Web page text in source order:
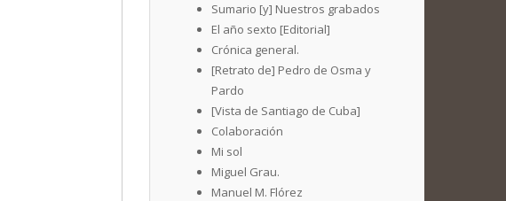
Sumario [y] Nuestros grabados
El año sexto [Editorial]
Crónica general.
[Retrato de] Pedro de Osma y
Pardo
[Vista de Santiago de Cuba]
Colaboración
Mi sol
Miguel Grau.
Manuel M. Flórez